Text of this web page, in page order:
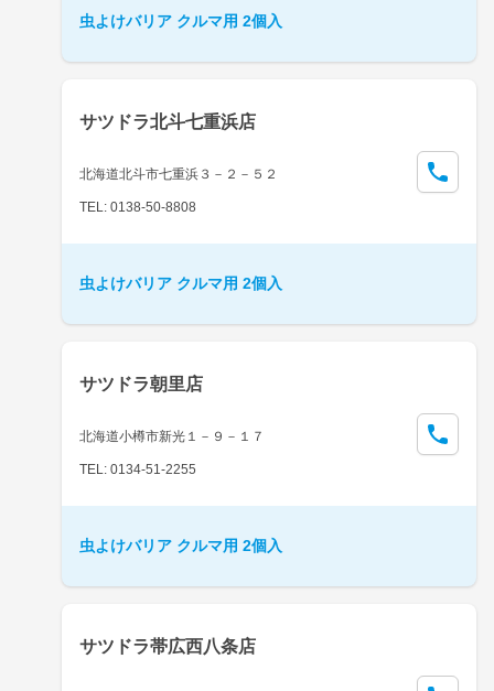
虫よけバリア クルマ用 2個入
サツドラ北斗七重浜店
北海道北斗市七重浜３－２－５２
TEL: 0138-50-8808
虫よけバリア クルマ用 2個入
サツドラ朝里店
北海道小樽市新光１－９－１７
TEL: 0134-51-2255
虫よけバリア クルマ用 2個入
サツドラ帯広西八条店